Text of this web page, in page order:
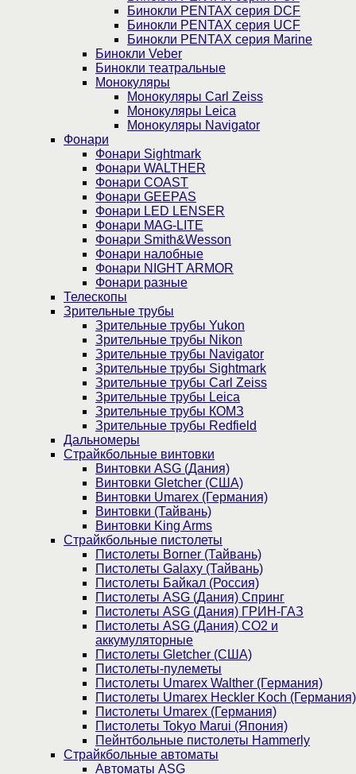
Бинокли PENTAX серия DCF
Бинокли PENTAX серия UCF
Бинокли PENTAX серия Marine
Бинокли Veber
Бинокли театральные
Монокуляры
Монокуляры Carl Zeiss
Монокуляры Leica
Монокуляры Navigator
Фонари
Фонари Sightmark
Фонари WALTHER
Фонари COAST
Фонари GEEPAS
Фонари LED LENSER
Фонари MAG-LITE
Фонари Smith&Wesson
Фонари налобные
Фонари NIGHT ARMOR
Фонари разные
Телескопы
Зрительные трубы
Зрительные трубы Yukon
Зрительные трубы Nikon
Зрительные трубы Navigator
Зрительные трубы Sightmark
Зрительные трубы Carl Zeiss
Зрительные трубы Leica
Зрительные трубы КОМЗ
Зрительные трубы Redfield
Дальномеры
Страйкбольные винтовки
Винтовки ASG (Дания)
Винтовки Gletcher (США)
Винтовки Umarex (Германия)
Винтовки (Тайвань)
Винтовки King Arms
Страйкбольные пистолеты
Пистолеты Borner (Тайвань)
Пистолеты Galaxy (Тайвань)
Пистолеты Байкал (Россия)
Пистолеты ASG (Дания) Спринг
Пистолеты ASG (Дания) ГРИН-ГАЗ
Пистолеты ASG (Дания) CO2 и
аккумуляторные
Пистолеты Gletcher (США)
Пистолеты-пулеметы
Пистолеты Umarex Walther (Германия)
Пистолеты Umarex Heckler Koch (Германия)
Пистолеты Umarex (Германия)
Пистолеты Tokyo Marui (Япония)
Пейнтбольные пистолеты Hammerly
Страйкбольные автоматы
Автоматы ASG